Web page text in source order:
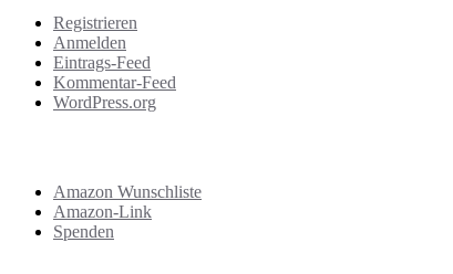
Registrieren
Anmelden
Eintrags-Feed
Kommentar-Feed
WordPress.org
Amazon Wunschliste
Amazon-Link
Spenden